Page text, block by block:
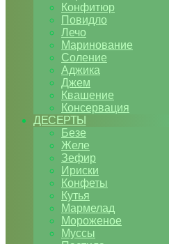
Конфитюр
Повидло
Лечо
Маринование
Соление
Аджика
Джем
Квашение
Консервация
ДЕСЕРТЫ
Безе
Желе
Зефир
Ириски
Конфеты
Кутья
Мармелад
Мороженое
Муссы